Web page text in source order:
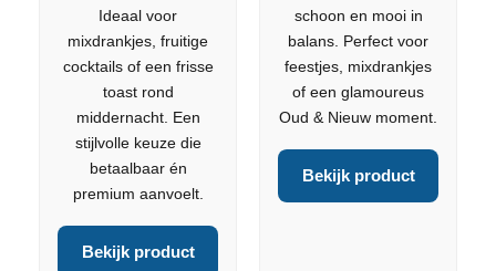
Ideaal voor
mixdrankjes, fruitige
cocktails of een frisse
toast rond
middernacht. Een
stijlvolle keuze die
betaalbaar én
premium aanvoelt.
Bekijk product
schoon en mooi in
balans. Perfect voor
feestjes, mixdrankjes
of een glamoureus
Oud & Nieuw moment.
Bekijk product